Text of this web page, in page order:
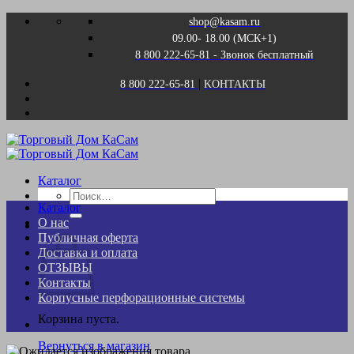
Skip
shop@kasam.ru
09.00- 18.00 (МСК+1)
8 800 222-65-81 - Звонок бесплатный
8 800 222-65-81 | KОНТАКТЫ
Каталог
Искать:
Корзина
Корзина пуста.
Вернуться в магазин
Каталог
О нас
Публичная оферта
Доставка и оплата
ОТЗЫВЫ
Контакты
Корпусные перфорационные системы